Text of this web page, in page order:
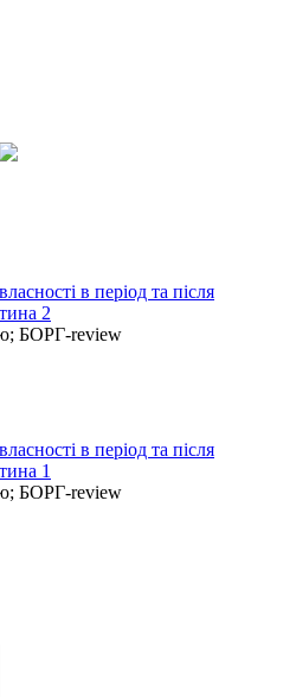
в період та після
2
БОРГ-review
в період та після
1
БОРГ-review